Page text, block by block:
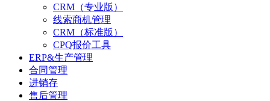
CRM（专业版）
线索商机管理
CRM（标准版）
CPQ报价工具
ERP&生产管理
合同管理
进销存
售后管理